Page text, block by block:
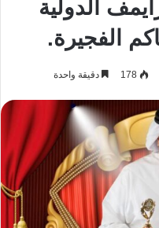
الدولية
الفجيرة.
178 دقيقة واحدة